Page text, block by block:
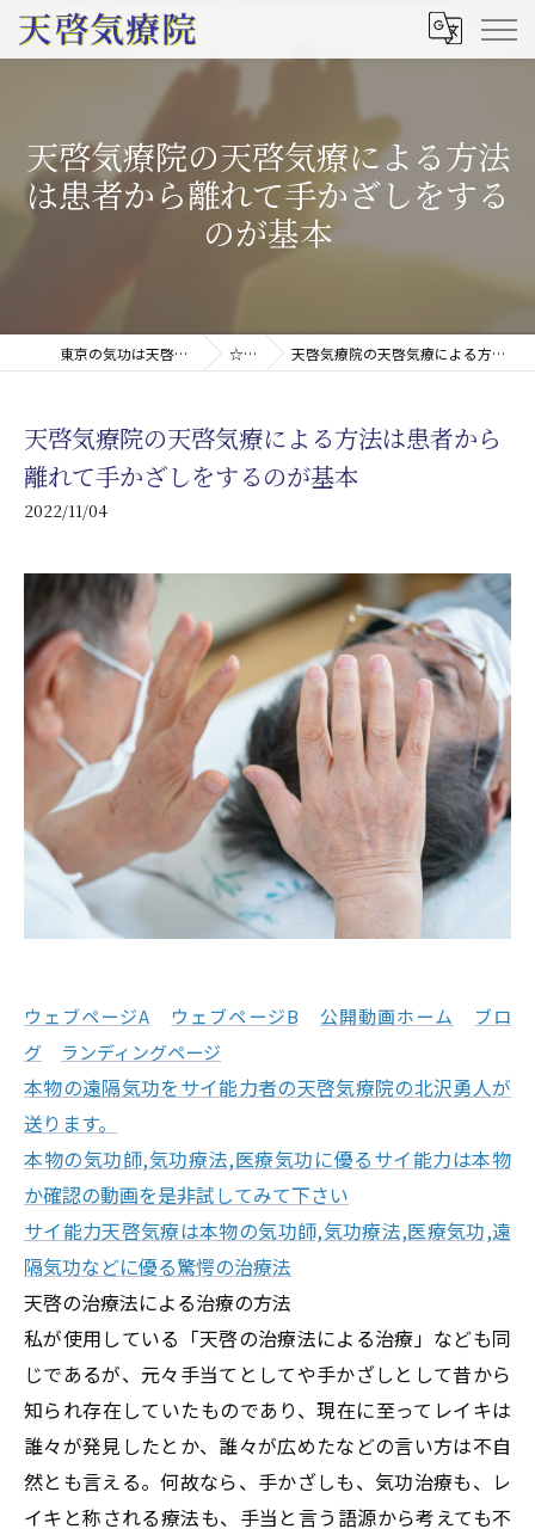
天啓気療院の天啓気療による方法
は患者から離れて手かざしをする
のが基本
東京の気功は天啓気療院(天啓気功療法治療院) ☆ブログ 天啓気療院の天啓気療による方法は患者から離れて手かざしをするのが基本
天啓気療院の天啓気療による方法は患者から
離れて手かざしをするのが基本
2022/11/04
ウェブページA ウェブページB 公開動画ホーム
ブロ
グ
ランディングページ
本物の遠隔気功をサイ能力者の天啓気療院の北沢勇人が
送ります。
本物の気功師,気功療法,医療気功に優るサイ能力は本物
か確認の動画を是非試してみて下さい
サイ能力天啓気療は本物の気功師,気功療法,医療気功,遠
隔気功などに優る驚愕の治療法
天啓の治療法による治療の方法
私が使用している「天啓の治療法による治療」なども同
じであるが、元々手当てとしてや手かざしとして昔から
知られ存在していたものであり、現在に至ってレイキは
誰々が発見したとか、誰々が広めたなどの言い方は不自
然とも言える。何故なら、手かざしも、気功治療も、レ
イキと称される療法も、手当と言う語源から考えても不